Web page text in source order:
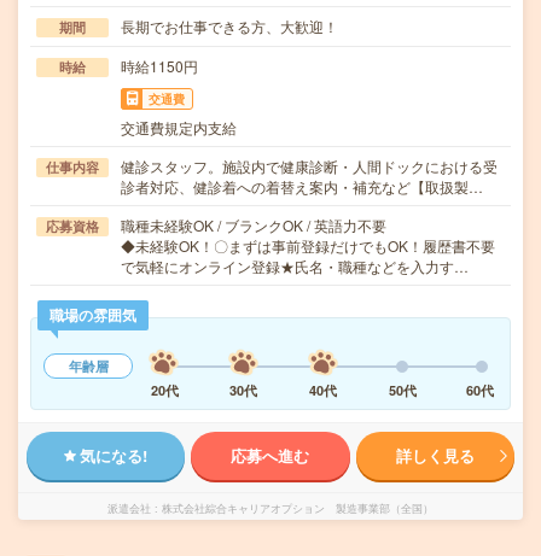
期間 長期でお仕事できる方、大歓迎！
時給 時給1150円
交通費
交通費規定内支給
仕事内容
健診スタッフ。施設内で健康診断・人間ドックにおける受
診者対応、健診着への着替え案内・補充など【取扱製…
応募資格
職種未経験OK / ブランクOK / 英語力不要
◆未経験OK！〇まずは事前登録だけでもOK！履歴書不要
で気軽にオンライン登録★氏名・職種などを入力す…
職場の雰囲気
年齢層
20代
30代 40代 50代 60代
気になる! 応募へ進む 詳しく見る
派遣会社 株式会社綜合キャリアオプション 製造事業部（全国）